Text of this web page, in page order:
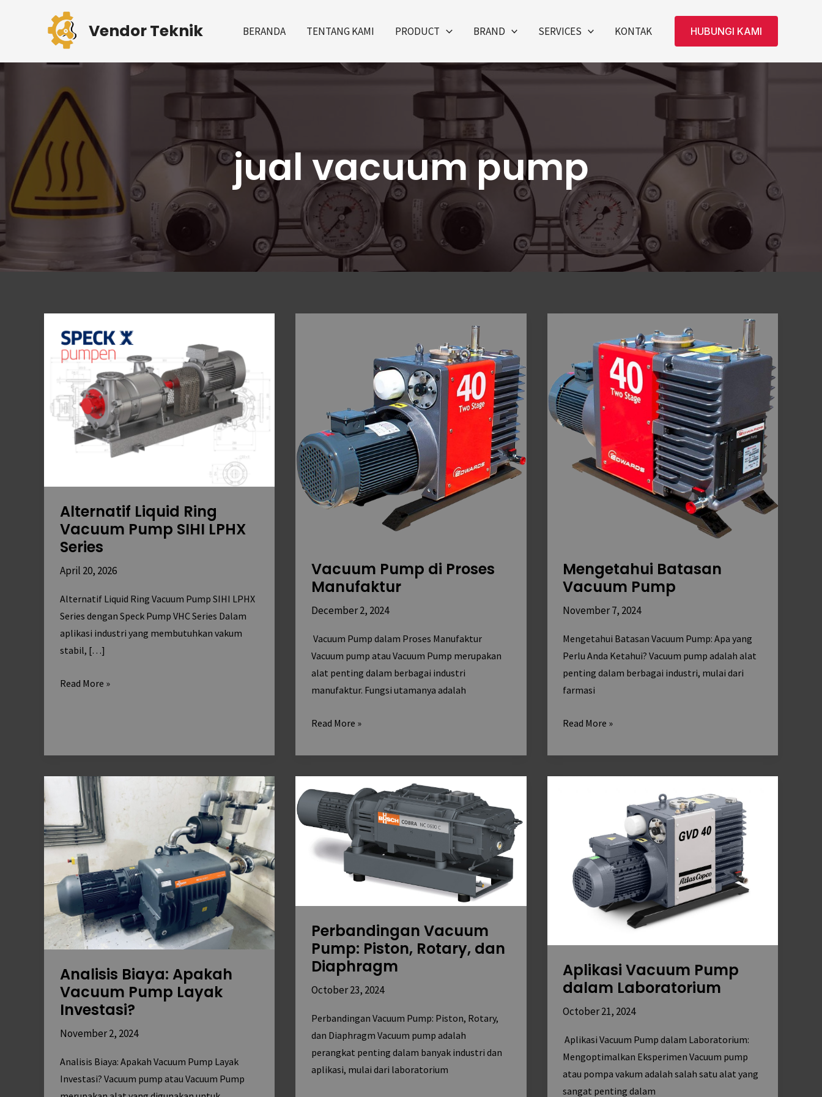
Vendor Teknik BERANDA TENTANG KAMI PRODUCT BRAND SERVICES KONTAK HUBUNGI KAMI
jual vacuum pump
Alternatif Liquid Ring
Vacuum Pump SIHI LPHX
Series
April 20, 2026
Alternatif Liquid Ring Vacuum Pump SIHI LPHX
Series dengan Speck Pump VHC Series Dalam
aplikasi industri yang membutuhkan vakum
stabil, […]
Liquid
Ring
Vacuum
Pump
SIHI
LPHX
Series
Read More »
Vacuum Pump di Proses
Manufaktur
December 2, 2024
Vacuum Pump dalam Proses Manufaktur
Vacuum pump atau Vacuum Pump merupakan
alat penting dalam berbagai industri
manufaktur. Fungsi utamanya adalah
Read More »
Mengetahui Batasan
Vacuum Pump
November 7, 2024
Mengetahui Batasan Vacuum Pump: Apa yang
Perlu Anda Ketahui? Vacuum pump adalah alat
penting dalam berbagai industri, mulai dari
farmasi
Pump
Read More »
Analisis Biaya: Apakah
Vacuum Pump Layak
Investasi?
November 2, 2024
Analisis Biaya: Apakah Vacuum Pump Layak
Investasi? Vacuum pump atau Vacuum Pump
Analisis
Biaya:
Apakah
Vacuum
Pump
Layak
Investasi?
Perbandingan Vacuum
Pump: Piston, Rotary, dan
Diaphragm
October 23, 2024
Perbandingan Vacuum Pump: Piston, Rotary,
dan Diaphragm Vacuum pump adalah
perangkat penting dalam banyak industri dan
aplikasi, mulai dari laboratorium
Vacuum
Pump:
Piston,
Rotary,
Aplikasi Vacuum Pump
dalam Laboratorium
October 21, 2024
Aplikasi Vacuum Pump dalam Laboratorium:
Mengoptimalkan Eksperimen Vacuum pump
atau pompa vakum adalah salah satu alat yang
sangat penting dalam
Laboratorium